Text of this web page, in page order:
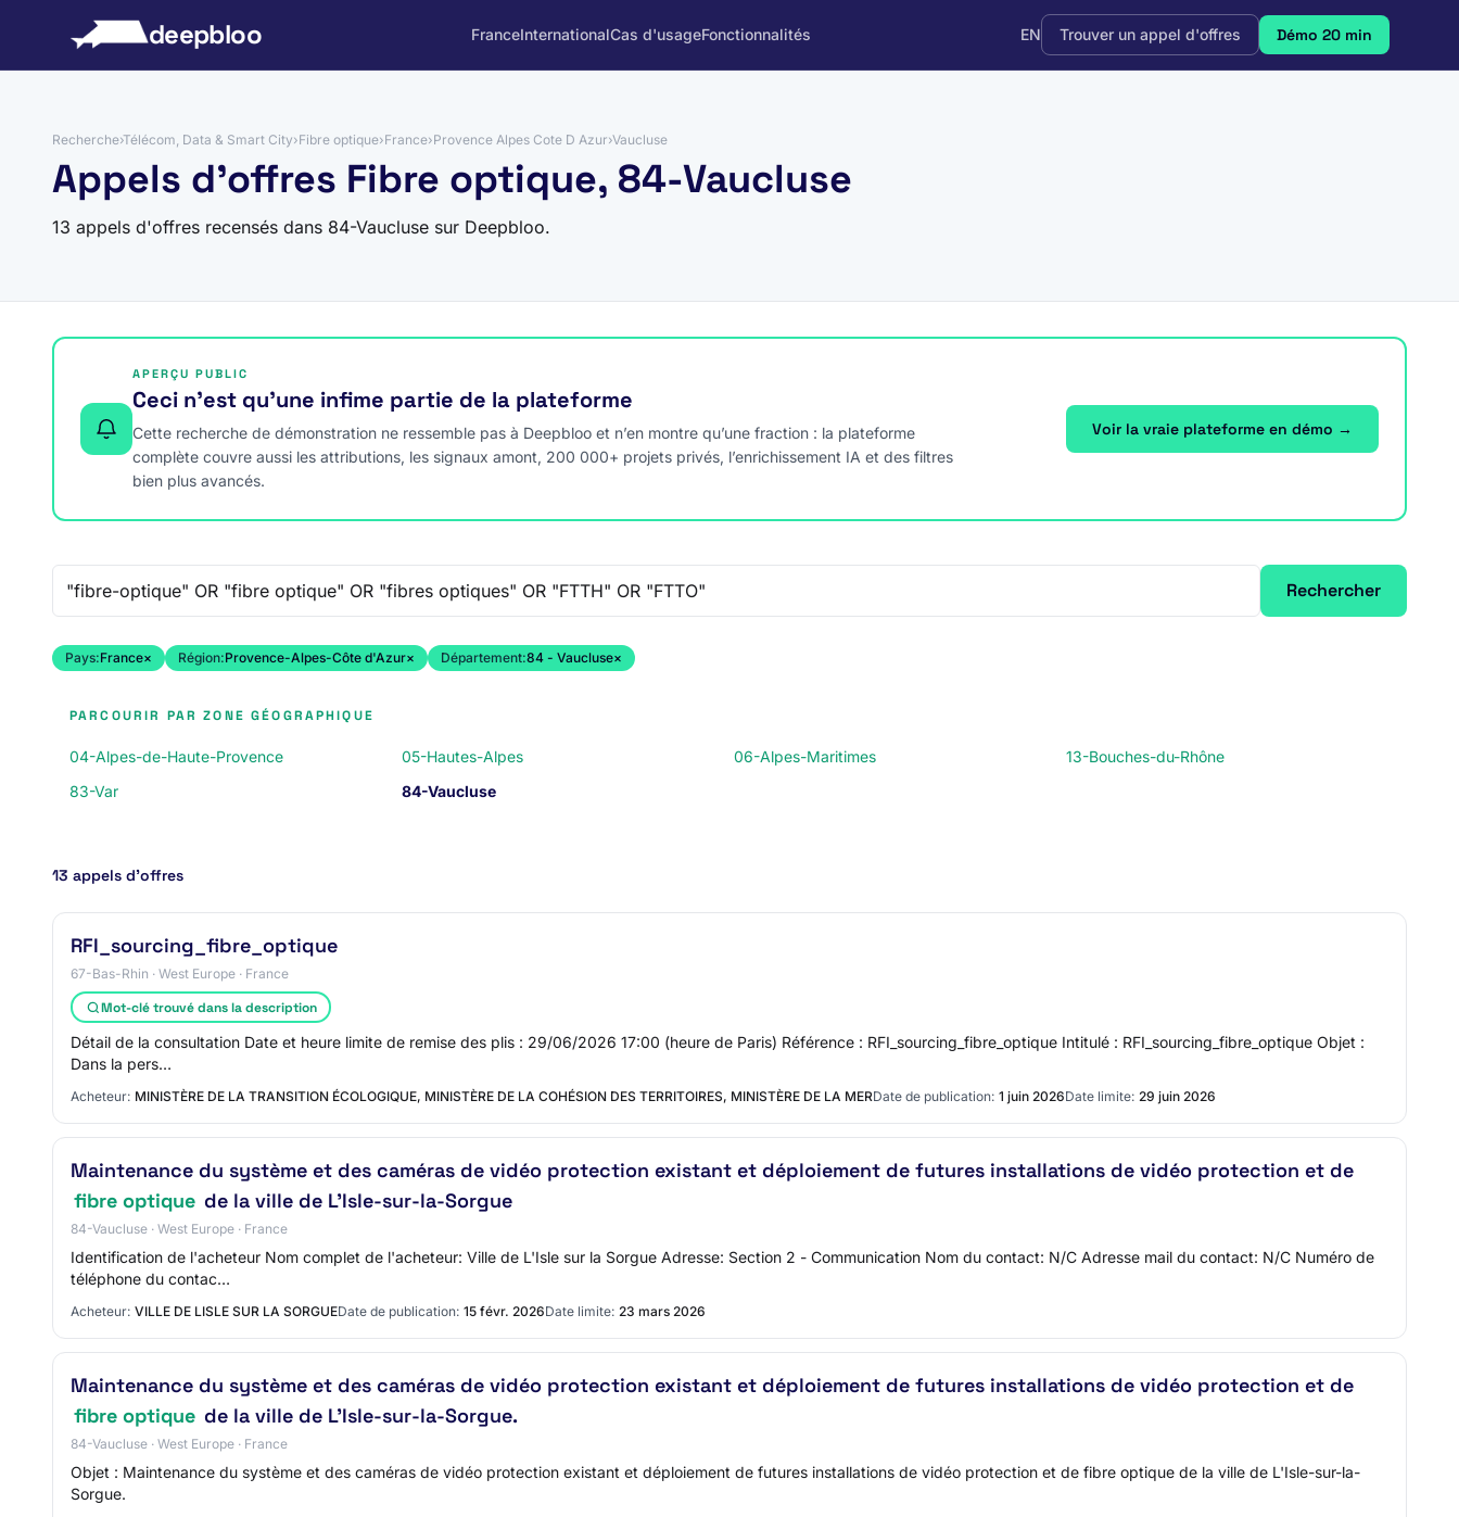
deepbloo FranceInternationalCas d'usageFonctionnalités EN Trouver un appel d'offres Démo 20 min
Recherche›Télécom, Data & Smart City›Fibre optique›France›Provence Alpes Cote D Azur›Vaucluse
Appels d'offres Fibre optique, 84-Vaucluse
13 appels d'offres recensés dans 84-Vaucluse sur Deepbloo.
APERÇU PUBLIC
Ceci n’est qu’une infime partie de la plateforme
Cette recherche de démonstration ne ressemble pas à Deepbloo et n’en montre qu’une fraction : la plateforme
complète couvre aussi les attributions, les signaux amont, 200 000+ projets privés, l’enrichissement IA et des filtres
bien plus avancés.
Voir la vraie plateforme en démo →
Rechercher
Pays:France× Région:Provence-Alpes-Côte d'Azur× Département:84 - Vaucluse×
PARCOURIR PAR ZONE GÉOGRAPHIQUE
04-Alpes-de-Haute-Provence 05-Hautes-Alpes 06-Alpes-Maritimes
13-Bouches-du-Rhône
83-Var
84-Vaucluse
13 appels d’offres
RFI_sourcing_fibre_optique
67-Bas-Rhin · West Europe · France
Mot-clé trouvé dans la description
Détail de la consultation Date et heure limite de remise des plis : 29/06/2026 17:00 (heure de Paris) Référence : RFI_sourcing_fibre_optique Intitulé : RFI_sourcing_fibre_optique Objet :
Dans la pers…
Acheteur: MINISTÈRE DE LA TRANSITION ÉCOLOGIQUE, MINISTÈRE DE LA COHÉSION DES TERRITOIRES, MINISTÈRE DE LA MERDate de publication: 1 juin 2026Date limite: 29 juin 2026
Maintenance du système et des caméras de vidéo protection existant et déploiement de futures installations de vidéo protection et de
fibre optique de la ville de L'Isle-sur-la-Sorgue
84-Vaucluse · West Europe · France
Identification de l'acheteur Nom complet de l'acheteur: Ville de L'Isle sur la Sorgue Adresse: Section 2 - Communication Nom du contact: N/C Adresse mail du contact: N/C Numéro de
téléphone du contac…
Acheteur: VILLE DE LISLE SUR LA SORGUEDate de publication: 15 févr. 2026Date limite: 23 mars 2026
Maintenance du système et des caméras de vidéo protection existant et déploiement de futures installations de vidéo protection et de
fibre optique de la ville de L'Isle-sur-la-Sorgue.
84-Vaucluse · West Europe · France
Objet : Maintenance du système et des caméras de vidéo protection existant et déploiement de futures installations de vidéo protection et de fibre optique de la ville de L'Isle-sur-la-
Sorgue.